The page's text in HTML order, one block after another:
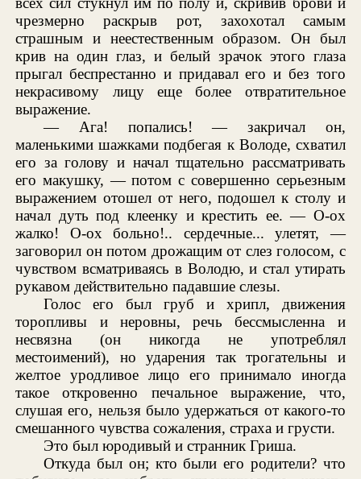
чрезмерно раскрыв рот, захохотал самым
страшным и неестественным образом. Он был
крив на один глаз, и белый зрачок этого глаза
прыгал беспрестанно и придавал его и без того
некрасивому лицу еще более отвратительное
выражение.
— Ага! попались! — закричал он,
маленькими шажками подбегая к Володе, схватил
его за голову и начал тщательно рассматривать
его макушку, — потом с совершенно серьезным
выражением отошел от него, подошел к столу и
начал дуть под клеенку и крестить ее. — О-ох
жалко! О-ох больно!.. сердечные... улетят, —
заговорил он потом дрожащим от слез голосом, с
чувством всматриваясь в Володю, и стал утирать
рукавом действительно падавшие слезы.
Голос его был груб и хрипл, движения
торопливы и неровны, речь бессмысленна и
несвязна (он никогда не употреблял
местоимений), но ударения так трогательны и
желтое уродливое лицо его принимало иногда
такое откровенно печальное выражение, что,
слушая его, нельзя было удержаться от какого-то
смешанного чувства сожаления, страха и грусти.
Это был юродивый и странник Гриша.
Откуда был он; кто были его родители? что